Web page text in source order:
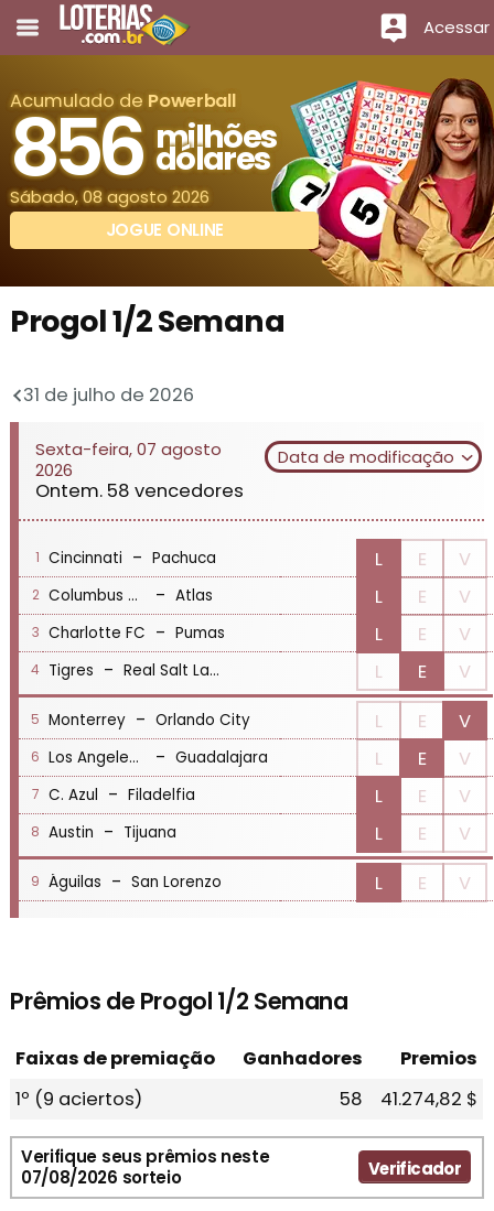
Acessar
Acumulado de Powerball
856 milhões
dólares
Sábado, 08 agosto 2026
JOGUE ONLINE
Progol 1/2 Semana
31 de julho de 2026
Sexta-feira, 07 agosto
2026
Data de modificação
Ontem. 58 vencedores
1 Cincinnati - Pachuca L E V
2 Columbus Crew - Atlas L E V
3 Charlotte FC - Pumas L E V
4 Tigres - Real Salt Lake L E V
5 Monterrey - Orlando City L E V
6 Los Angeles FC - Guadalajara L E V
7 C. Azul - Filadelfia L E V
8 Austin - Tijuana L E V
9 Águilas - San Lorenzo L E V
Prêmios de Progol 1/2 Semana
Faixas de premiação Ganhadores
Premios
1º (9 aciertos)
58 41.274,82 $
Verifique seus prêmios neste
07/08/2026 sorteio
Verificador